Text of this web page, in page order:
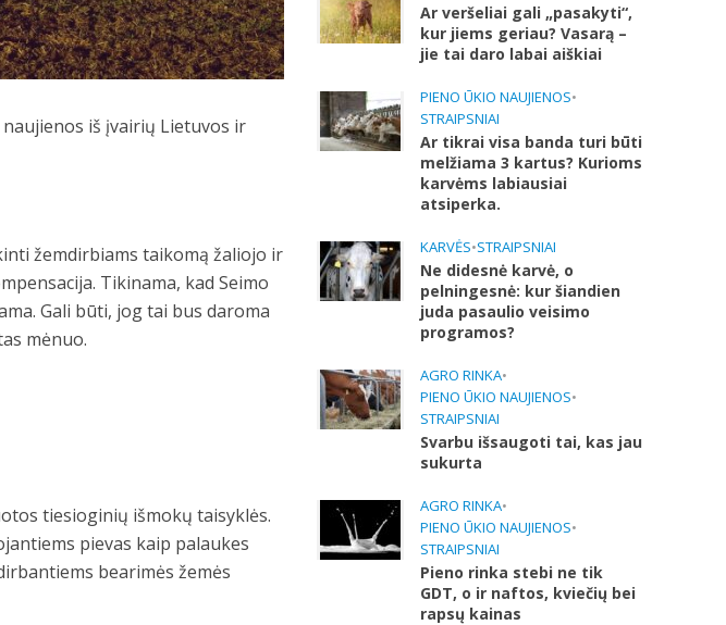
iš įvairių Lietuvos ir
žemdirbiams taikomą žaliojo ir
Tikinama, kad Seimo
Gali būti, jog tai bus daroma
mėnuo.
tiesioginių išmokų taisyklės.
pievas kaip palaukes
bearimės žemės
Ar veršeliai gali „pasakyti“,
kur jiems geriau? Vasarą –
jie tai daro labai aiškiai
PIENO ŪKIO NAUJIENOS•
STRAIPSNIAI
Ar tikrai visa banda turi būti
melžiama 3 kartus? Kurioms
karvėms labiausiai
atsiperka.
KARVĖS•STRAIPSNIAI
Ne didesnė karvė, o
pelningesnė: kur šiandien
juda pasaulio veisimo
programos?
AGRO RINKA•
PIENO ŪKIO NAUJIENOS•
STRAIPSNIAI
Svarbu išsaugoti tai, kas jau
sukurta
AGRO RINKA•
PIENO ŪKIO NAUJIENOS•
STRAIPSNIAI
Pieno rinka stebi ne tik
GDT, o ir naftos, kviečių bei
rapsų kainas